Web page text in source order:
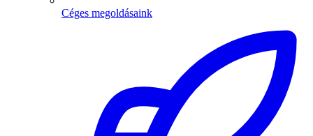
Céges megoldásaink